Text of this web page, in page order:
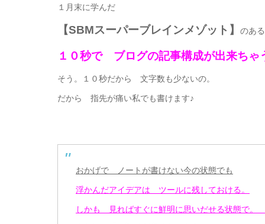
１月末に学んだ
【SBMスーパーブレインメゾット】 のあ
１０秒で ブログの記事構成が出来ちゃ
そう。１０秒だから 文字数も少ないの。
だから 指先が痛い私でも書けます♪
おかげで ノートが書けない今の状態でも
浮かんだアイデアは ツールに残しておける。
しかも 見ればすぐに鮮明に思いだせる状態で。